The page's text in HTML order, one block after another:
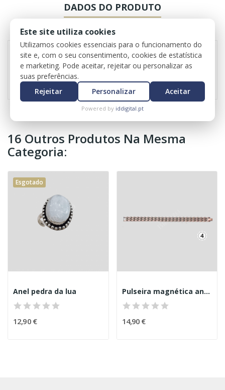
DADOS DO PRODUTO
REVIEWS
Referência 0549
16 Outros Produtos Na Mesma
Categoria:
Esgotado
Anel pedra da lua
12,90 €
Pulseira magnética anti cobre 4
14,90 €
Este site utiliza cookies
Utilizamos cookies essenciais para o funcionamento do
site e, com o seu consentimento, cookies de estatística
e marketing. Pode aceitar, rejeitar ou personalizar as
suas preferências.
Rejeitar
Personalizar Aceitar
Powered by iddigital.pt